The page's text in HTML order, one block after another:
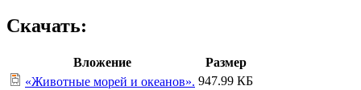
Скачать:
Вложение
Размер
«Животные морей и океанов». 947.99 КБ